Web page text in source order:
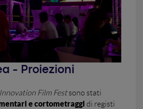
- Proiezioni
Innovation Film Festsono stati
e cortometraggi di registi